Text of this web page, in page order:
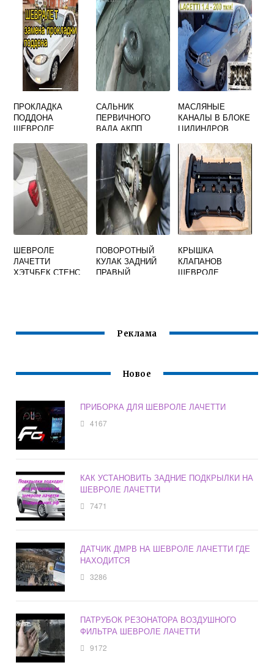
ЛАЧЕТТИ
ЛАЧЕТТИ
ПРОКЛАДКА
ПОДДОНА
ШЕВРОЛЕ
САЛЬНИК
ПЕРВИЧНОГО
ВАЛА АКПП
ЛАЧЕТТИ
МАСЛЯНЫЕ
КАНАЛЫ В БЛОКЕ
ЦИЛИНДРОВ
ЛАЧЕТТИ
ШЕВРОЛЕ
ЛАЧЕТТИ
ХЭТЧБЕК СТЕНС
ПОВОРОТНЫЙ
КУЛАК ЗАДНИЙ
ПРАВЫЙ
КРЫШКА
КЛАПАНОВ
ШЕВРОЛЕ
Реклама
Новое
ПРИБОРКА ДЛЯ ШЕВРОЛЕ ЛАЧЕТТИ
4167
КАК УСТАНОВИТЬ ЗАДНИЕ ПОДКРЫЛКИ НА
ШЕВРОЛЕ ЛАЧЕТТИ
7471
ДАТЧИК ДМРВ НА ШЕВРОЛЕ ЛАЧЕТТИ ГДЕ
НАХОДИТСЯ
3286
ПАТРУБОК РЕЗОНАТОРА ВОЗДУШНОГО
ФИЛЬТРА ШЕВРОЛЕ ЛАЧЕТТИ
9172